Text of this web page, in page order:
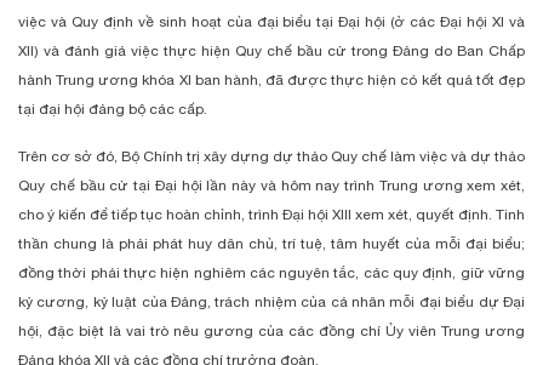
việc và Quy định về sinh hoạt của đại biểu tại Đại hội (ở các Đại hội XI và
XII) và đánh giá việc thực hiện Quy chế bầu cử trong Đảng do Ban Chấp
hành Trung ương khóa XI ban hành, đã được thực hiện có kết quả tốt đẹp
tại đại hội đảng bộ các cấp.
Trên cơ sở đó, Bộ Chính trị xây dựng dự thảo Quy chế làm việc và dự thảo
Quy chế bầu cử tại Đại hội lần này và hôm nay trình Trung ương xem xét,
cho ý kiến để tiếp tục hoàn chỉnh, trình Đại hội XIII xem xét, quyết định. Tinh
thần chung là phải phát huy dân chủ, trí tuệ, tâm huyết của mỗi đại biểu;
đồng thời phải thực hiện nghiêm các nguyên tắc, các quy định, giữ vững
kỷ cương, kỷ luật của Đảng, trách nhiệm của cá nhân mỗi đại biểu dự Đại
hội, đặc biệt là vai trò nêu gương của các đồng chí Ủy viên Trung ương
Đảng khóa XII và các đồng chí trưởng đoàn.